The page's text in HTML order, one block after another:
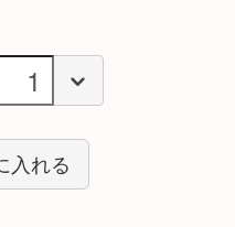
入れる